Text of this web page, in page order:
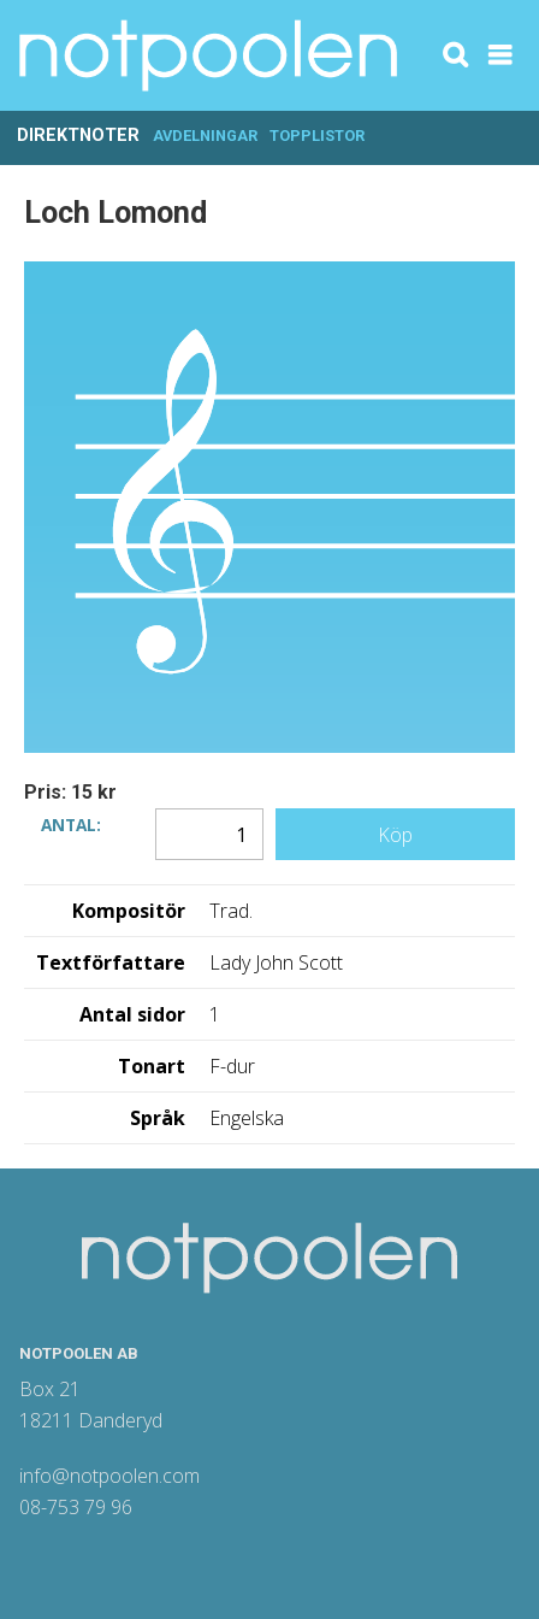
DIREKTNOTER AVDELNINGAR TOPPLISTOR
Loch Lomond
Pris: 15 kr
ANTAL:
Köp
Kompositör
Trad.
Textförfattare
Lady John Scott
Antal sidor
1
Tonart
F-dur
Språk
Engelska
NOTPOOLEN AB
Box 21
18211 Danderyd
info@notpoolen.com
08-753 79 96